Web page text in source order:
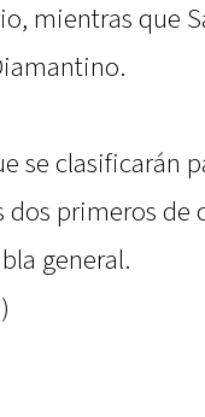
mientras que
se clasificarán
primeros de
general.